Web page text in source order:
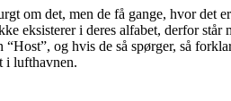
om det, men de få gange, hvor det
eksisterer i deres alfabet, derfor står
og hvis de så spørger, så
i lufthavnen.